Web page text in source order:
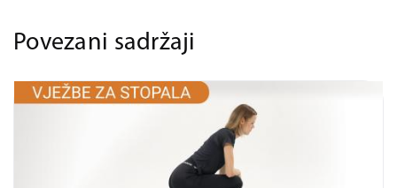
Povezani sadržaji